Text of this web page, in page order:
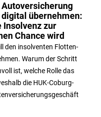
übernehmen:
Insolvenz zur
Chance wird
den insolventen Flotten-
Warum der Schritt
ist, welche Rolle das
die HUK-Coburg-